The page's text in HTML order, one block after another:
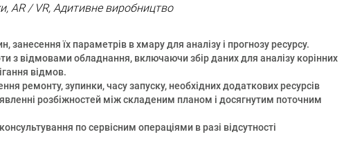
AR / VR, Адитивне виробництво
занесення їх параметрів в хмару для аналізу і прогнозу ресурсу.
з відмовами обладнання, включаючи збір даних для аналізу корінних
відмов.
ремонту, зупинки, часу запуску, необхідних додаткових ресурсів
розбіжностей між складеним планом і досягнутим поточним
по сервісним операціями в разі відсутності